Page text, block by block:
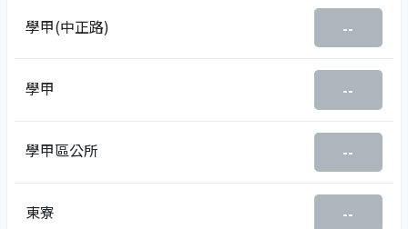
學甲(中正路) --
學甲 --
學甲區公所 --
東寮 --